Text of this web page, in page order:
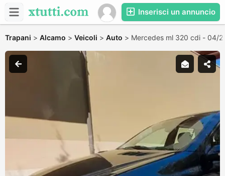
Inserisci un annuncio
Trapani > Alcamo > Veicoli > Auto > Mercedes ml 320 cdi - 04/